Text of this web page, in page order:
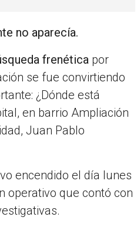
no aparecía.
frenética por
se fue convirtiendo
¿Dónde está
en barrio Ampliación
Juan Pablo
encendido el día lunes
operativo que contó con